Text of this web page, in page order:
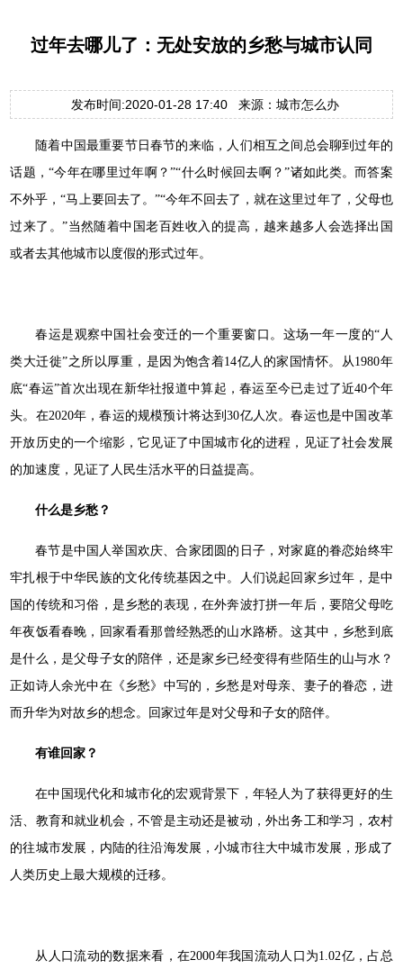
过年去哪儿了：无处安放的乡愁与城市认同
发布时间:2020-01-28 17:40 来源：城市怎么办
随着中国最重要节日春节的来临，人们相互之间总会聊到过年的
话题，“今年在哪里过年啊？”“什么时候回去啊？”诸如此类。而答案
不外乎，“马上要回去了。”“今年不回去了，就在这里过年了，父母也
过来了。”当然随着中国老百姓收入的提高，越来越多人会选择出国
或者去其他城市以度假的形式过年。
春运是观察中国社会变迁的一个重要窗口。这场一年一度的“人
类大迁徙”之所以厚重，是因为饱含着14亿人的家国情怀。从1980年
底“春运”首次出现在新华社报道中算起，春运至今已走过了近40个年
头。在2020年，春运的规模预计将达到30亿人次。春运也是中国改革
开放历史的一个缩影，它见证了中国城市化的进程，见证了社会发展
的加速度，见证了人民生活水平的日益提高。
什么是乡愁？
春节是中国人举国欢庆、合家团圆的日子，对家庭的眷恋始终牢
牢扎根于中华民族的文化传统基因之中。人们说起回家乡过年，是中
国的传统和习俗，是乡愁的表现，在外奔波打拼一年后，要陪父母吃
年夜饭看春晚，回家看看那曾经熟悉的山水路桥。这其中，乡愁到底
是什么，是父母子女的陪伴，还是家乡已经变得有些陌生的山与水？
正如诗人余光中在《乡愁》中写的，乡愁是对母亲、妻子的眷恋，进
而升华为对故乡的想念。回家过年是对父母和子女的陪伴。
有谁回家？
在中国现代化和城市化的宏观背景下，年轻人为了获得更好的生
活、教育和就业机会，不管是主动还是被动，外出务工和学习，农村
的往城市发展，内陆的往沿海发展，小城市往大中城市发展，形成了
人类历史上最大规模的迁移。
从人口流动的数据来看，在2000年我国流动人口为1.02亿，占总